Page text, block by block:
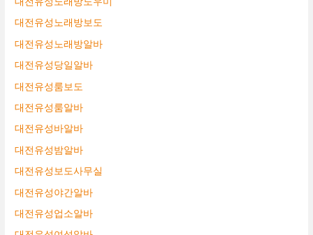
대전유성노래방보도
대전유성노래방알바
대전유성당일알바
대전유성룸보도
대전유성룸알바
대전유성바알바
대전유성밤알바
대전유성보도사무실
대전유성야간알바
대전유성업소알바